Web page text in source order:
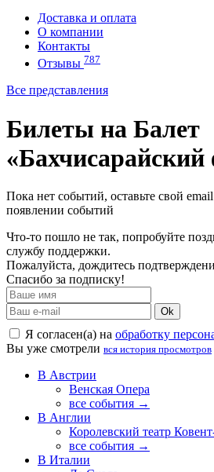
Доставка и оплата
О компании
Контакты
Отзывы 787
Все представления
Билеты на Балет
«Бахчисарайский
Пока нет событий, оставьте свой
появлении событий
Что-то пошло не так, попробуйте
службу поддержки.
Пожалуйста, дождитесь
Спасибо за подписку!
Ok
Я согласен(а) на обработку
Вы уже смотрели вся история просмотров
В Австрии
Венская Опера
все события →
В Англии
Королевский театр
все события →
В Италии